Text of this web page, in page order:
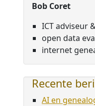
Bob Coret
ICT adviseur
open data
internet
Recente
AI en